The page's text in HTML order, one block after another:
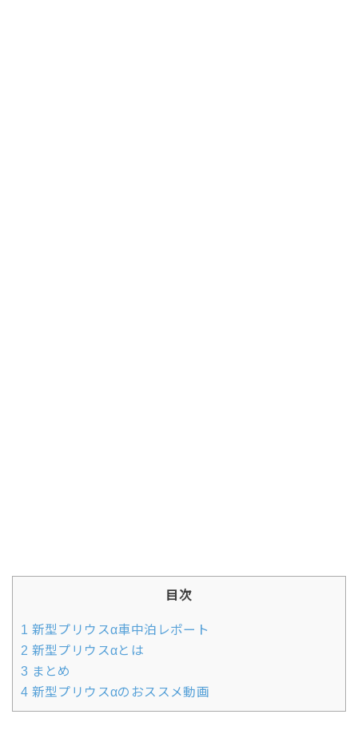
目次
1 新型プリウスα車中泊レポート
2 新型プリウスαとは
3 まとめ
4 新型プリウスαのおススメ動画